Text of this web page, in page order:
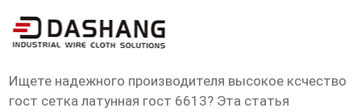
высокое ксчество гост сетка латунная
гост 6613 Производители
Ищете надежного производителя высокое ксчество
гост сетка латунная гост 6613? Эта статья